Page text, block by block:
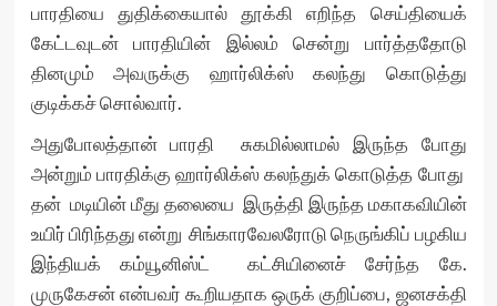
பாரதியை துதிக்கையால் தூக்கி எறிந்த செய்தியைக்
கேட்டவுடன் பாரதியின் இல்லம் சென்று பார்த்ததோடு
தினமும் அவருக்கு ஹார்லிக்ஸ் கலந்து கொடுத்து
குடிக்கச் சொல்வார்.
அதுபோலத்தான் பாரதி சுகமில்லாமல் இருந்த போது
அன்றும் பாரதிக்கு ஹார்லிக்ஸ் கலந்துக் கொடுத்த போது
தன் மடியின் மீது தலையை இருத்தி இருந்த மகாகவியின்
உயிர் பிரிந்தது என்று சிங்காரவேலரோடு நெருங்கிப் பழகிய
இந்தியக் கம்யூனிஸ்ட் கட்சியினைச் சேர்ந்த கே.
முருகேசன் என்பவர் கூறியதாக ஒருக் குறிப்பை, ஜனசக்தி